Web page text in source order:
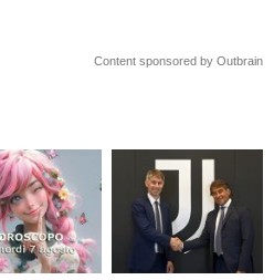
Content sponsored by Outbrain